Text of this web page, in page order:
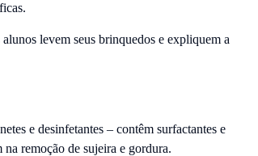
levem seus brinquedos e expliquem a
e desinfetantes – contêm surfactantes e
remoção de sujeira e gordura.